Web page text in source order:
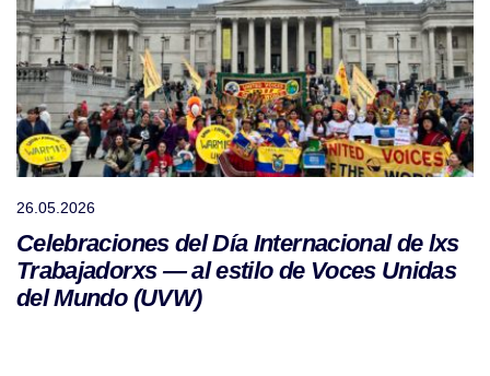
26.05.2026
Celebraciones del Día Internacional de lxs
Trabajadorxs — al estilo de Voces Unidas
del Mundo (UVW)